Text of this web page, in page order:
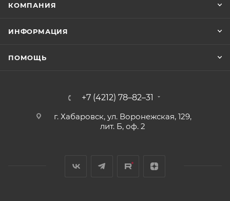
КОМПАНИЯ
ИНФОРМАЦИЯ
ПОМОЩЬ
+7 (4212) 78–82–31
г. Хабаровск, ул. Воронежская, 129,
лит. Б, оф. 2